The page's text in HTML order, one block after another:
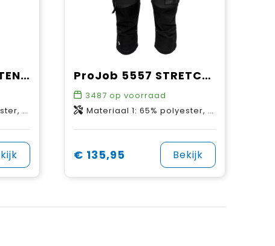
ProJob 5556 PIRATENBROEK STRETCH
89% Cordura®, 11% spandex
ProJob 5557 STRETCH PIRATENBROEK MET KNIEZAKKEN EN SPIJKERZAKKEN
3487 op voorraad
Materiaal 1: 65% polyester, 35% katoen, 270 g/m² Materiaal 2: 91% nylon, 9% spandex rib stop, 248 g/m² Materiaal 3: 91,5% nylon, 8,5% spandex, 245 g/m² Materiaal 4: 96% nylon, 4% elastane, 238 g/m² Verstevigingen: 100% Cordura®, Kevlar®
€ 135,95 Bekijk